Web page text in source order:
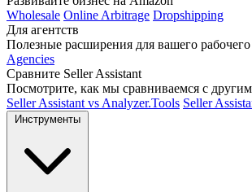
Wholesale Online Arbitrage Dropshipping
Для агентств
Полезные расширения для вашего рабочего
Agencies
Сравните Seller Assistant
Посмотрите, как мы сравниваемся с
Seller Assistant vs Analyzer.Tools Seller